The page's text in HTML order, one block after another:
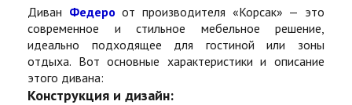
Диван Федеро от производителя «Корсак» — это
современное и стильное мебельное решение,
идеально подходящее для гостиной или зоны
отдыха. Вот основные характеристики и описание
этого дивана:
Конструкция и дизайн: